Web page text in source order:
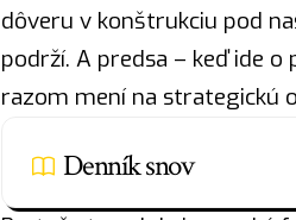
dôveru v konštrukciu pod
podrží. A predsa – keď ide
razom mení na strategickú
Denník snov